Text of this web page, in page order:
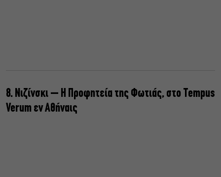
8. Νιζίνσκι – Η Προφητεία της Φωτιάς, στο Tempus
Verum εν Αθήναις